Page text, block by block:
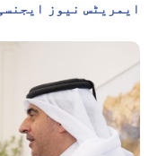
ایمریٹس نیوز